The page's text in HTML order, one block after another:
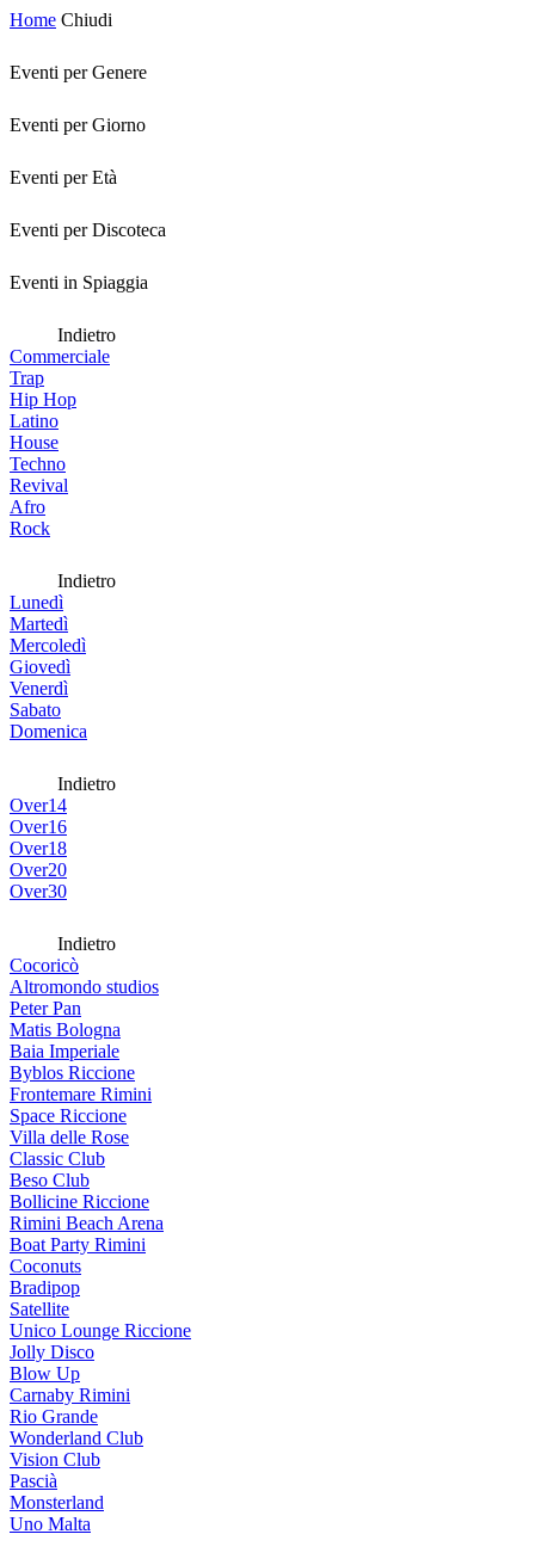
Home Chiudi
Eventi per Genere
Eventi per Giorno
Eventi per Età
Eventi per Discoteca
Eventi in Spiaggia
Indietro
Commerciale
Trap
Hip Hop
Latino
House
Techno
Revival
Afro
Rock
Indietro
Lunedì
Martedì
Mercoledì
Giovedì
Venerdì
Sabato
Domenica
Indietro
Over14
Over16
Over18
Over20
Over30
Indietro
Cocoricò
Altromondo studios
Peter Pan
Matis Bologna
Baia Imperiale
Byblos Riccione
Frontemare Rimini
Space Riccione
Villa delle Rose
Classic Club
Beso Club
Bollicine Riccione
Rimini Beach Arena
Boat Party Rimini
Coconuts
Bradipop
Satellite
Unico Lounge Riccione
Jolly Disco
Blow Up
Carnaby Rimini
Rio Grande
Wonderland Club
Vision Club
Pascià
Monsterland
Uno Malta